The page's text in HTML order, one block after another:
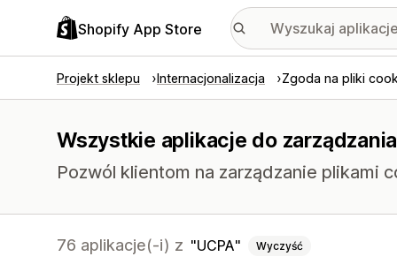
Shopify App Store
Projekt sklepu Internacjonalizacja Zgoda na pliki
Wszystkie aplikacje do
Pozwól klientom na zarządzanie plikami
76 aplikacje(-i) z UCPA Wyczyść